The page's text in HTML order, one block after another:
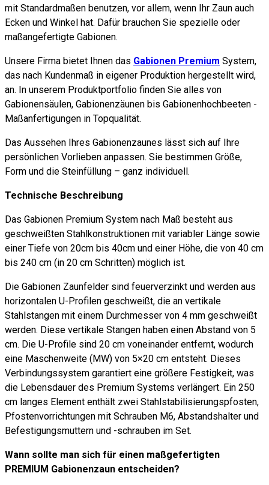
mit Standardmaßen benutzen, vor allem, wenn Ihr Zaun auch
Ecken und Winkel hat. Dafür brauchen Sie spezielle oder
maßangefertigte Gabionen.
Unsere Firma bietet Ihnen das Gabionen Premium System,
das nach Kundenmaß in eigener Produktion hergestellt wird,
an. In unserem Produktportfolio finden Sie alles von
Gabionensäulen, Gabionenzäunen bis Gabionenhochbeeten -
Maßanfertigungen in Topqualität.
Das Aussehen Ihres Gabionenzaunes lässt sich auf Ihre
persönlichen Vorlieben anpassen. Sie bestimmen Größe,
Form und die Steinfüllung – ganz individuell.
Technische Beschreibung
Das Gabionen Premium System nach Maß besteht aus
geschweißten Stahlkonstruktionen mit variabler Länge sowie
einer Tiefe von 20cm bis 40cm und einer Höhe, die von 40 cm
bis 240 cm (in 20 cm Schritten) möglich ist.
Die Gabionen Zaunfelder sind feuerverzinkt und werden aus
horizontalen U-Profilen geschweißt, die an vertikale
Stahlstangen mit einem Durchmesser von 4 mm geschweißt
werden. Diese vertikale Stangen haben einen Abstand von 5
cm. Die U-Profile sind 20 cm voneinander entfernt, wodurch
eine Maschenweite (MW) von 5×20 cm entsteht. Dieses
Verbindungssystem garantiert eine größere Festigkeit, was
die Lebensdauer des Premium Systems verlängert. Ein 250
cm langes Element enthält zwei Stahlstabilisierungspfosten,
Pfostenvorrichtungen mit Schrauben M6, Abstandshalter und
Befestigungsmuttern und -schrauben im Set.
Wann sollte man sich für einen maßgefertigten
PREMIUM Gabionenzaun entscheiden?